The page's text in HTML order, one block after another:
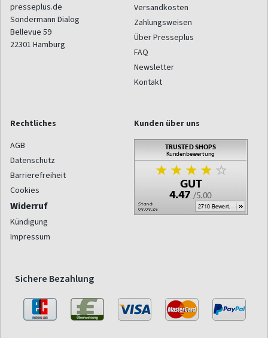
presseplus.de
Sondermann Dialog
Bellevue 59
22301 Hamburg
Versandkosten
Zahlungsweisen
Über Presseplus
FAQ
Newsletter
Kontakt
Rechtliches
AGB
Datenschutz
Barrierefreiheit
Cookies
Widerruf
Kündigung
Impressum
Kunden über uns
Sichere Bezahlung